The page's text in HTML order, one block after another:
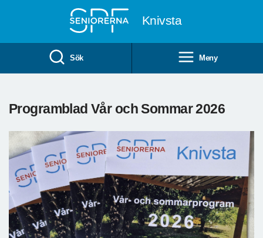
Knivsta
Sök Meny
Programblad Vår och Sommar 2026